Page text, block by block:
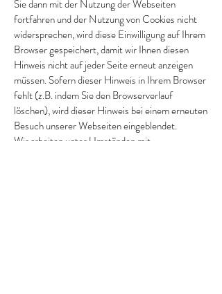
Sie dann mit der Nutzung der Webseiten
fortfahren und der Nutzung von Cookies nicht
widersprechen, wird diese Einwilligung auf Ihrem
Browser gespeichert, damit wir Ihnen diesen
Hinweis nicht auf jeder Seite erneut anzeigen
müssen. Sofern dieser Hinweis in Ihrem Browser
fehlt (z.B. indem Sie den Browserverlauf
löschen), wird dieser Hinweis bei einem erneuten
Besuch unserer Webseiten eingeblendet.
Wir arbeiten unter Umständen mit